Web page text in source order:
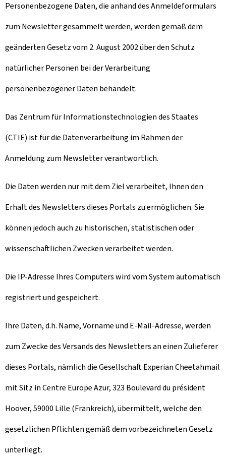
Personenbezogene Daten, die anhand des Anmeldeformulars
zum Newsletter gesammelt werden, werden gemäß dem
geänderten Gesetz vom 2. August 2002 über den Schutz
natürlicher Personen bei der Verarbeitung
personenbezogener Daten behandelt.
Das Zentrum für Informationstechnologien des Staates
(CTIE) ist für die Datenverarbeitung im Rahmen der
Anmeldung zum Newsletter verantwortlich.
Die Daten werden nur mit dem Ziel verarbeitet, Ihnen den
Erhalt des Newsletters dieses Portals zu ermöglichen. Sie
können jedoch auch zu historischen, statistischen oder
wissenschaftlichen Zwecken verarbeitet werden.
Die IP-Adresse Ihres Computers wird vom System automatisch
registriert und gespeichert.
Ihre Daten, d.h. Name, Vorname und E-Mail-Adresse, werden
zum Zwecke des Versands des Newsletters an einen Zulieferer
dieses Portals, nämlich die Gesellschaft Experian Cheetahmail
mit Sitz in Centre Europe Azur, 323 Boulevard du président
Hoover, 59000 Lille (Frankreich), übermittelt, welche den
gesetzlichen Pflichten gemäß dem vorbezeichneten Gesetz
unterliegt.